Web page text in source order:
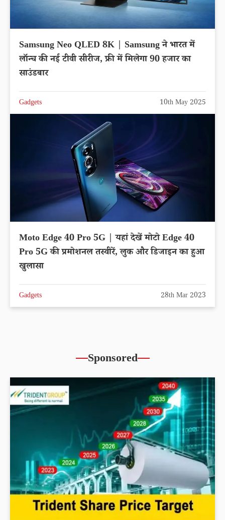
Samsung Neo QLED 8K | Samsung ने भारत में
लॉन्च की नई टीवी सीरीज, फ्री में मिलेगा 90 हजार का
साउंडबार
Gadgets 10th May 2025
Moto Edge 40 Pro 5G | यहां देखें मोटो Edge 40
Pro 5G की प्रमोशनल तस्वीरें, लुक और डिजाइन का हुआ
खुलासा
Gadgets 28th Mar 2023
Sponsored